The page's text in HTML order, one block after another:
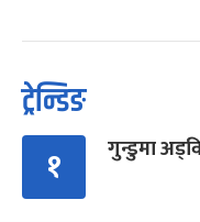
ट्रेन्डिङ
१ गुन्डुमा